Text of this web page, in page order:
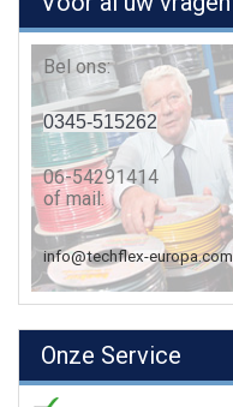
Bel ons:
0345-515262
06-54291414
of mail:
info@techflex-europa.com
Onze Service